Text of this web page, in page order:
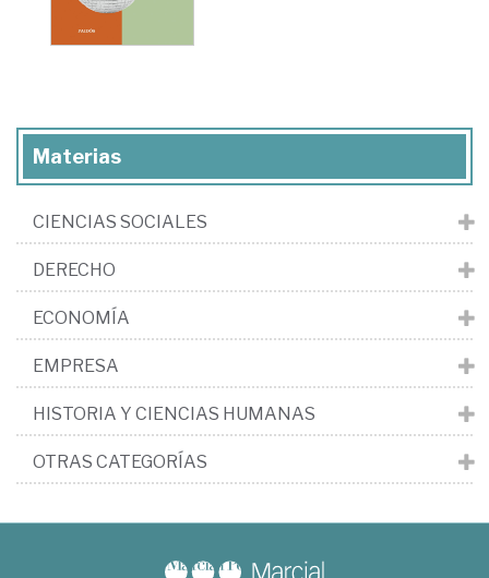
Materias
CIENCIAS SOCIALES
DERECHO
ECONOMÍA
EMPRESA
HISTORIA Y CIENCIAS HUMANAS
OTRAS CATEGORÍAS